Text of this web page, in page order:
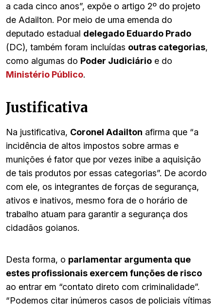
a cada cinco anos”, expõe o artigo 2º do projeto
de Adailton. Por meio de uma emenda do
deputado estadual delegado Eduardo Prado
(DC), também foram incluídas outras categorias,
como algumas do Poder Judiciário e do
Ministério Público.
Justificativa
Na justificativa, Coronel Adailton afirma que “a
incidência de altos impostos sobre armas e
munições é fator que por vezes inibe a aquisição
de tais produtos por essas categorias”. De acordo
com ele, os integrantes de forças de segurança,
ativos e inativos, mesmo fora de o horário de
trabalho atuam para garantir a segurança dos
cidadãos goianos.
Desta forma, o parlamentar argumenta que
estes profissionais exercem funções de risco
ao entrar em “contato direto com criminalidade”.
“Podemos citar inúmeros casos de policiais vítimas